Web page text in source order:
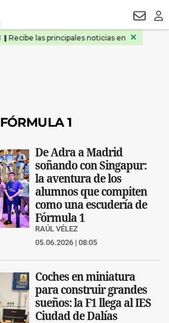
FÓRMULA 1
De Adra a Madrid
soñando con Singapur:
la aventura de los
alumnos que compiten
como una escudería de
Fórmula 1
RAÚL VÉLEZ
05.06.2026 | 08:05
Coches en miniatura
para construir grandes
sueños: la F1 llega al IES
Ciudad de Dalías